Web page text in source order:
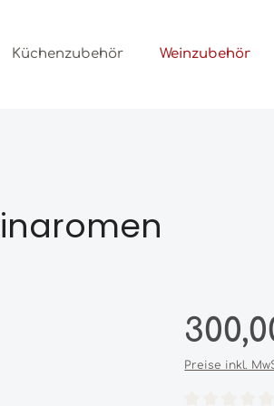
Küchenzubehör Weinzubehör
Regulärer
Preise inkl.